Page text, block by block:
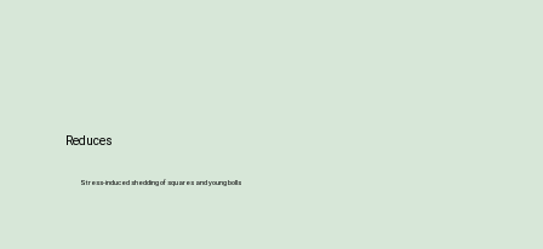
Reduces
Stress-induced shedding of squares and young bolls